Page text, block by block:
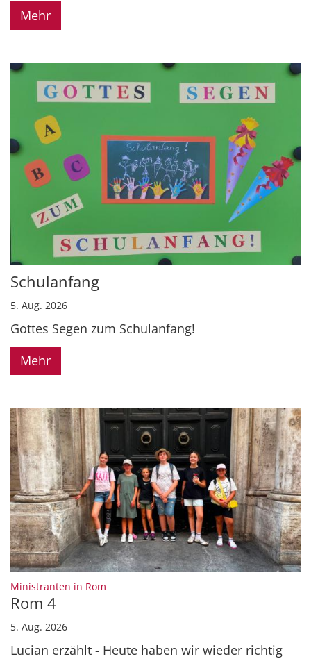
Mehr
Schulanfang
5. Aug. 2026
Gottes Segen zum Schulanfang!
Mehr
Ministranten in Rom
Rom 4
5. Aug. 2026
Lucian erzählt - Heute haben wir wieder richtig